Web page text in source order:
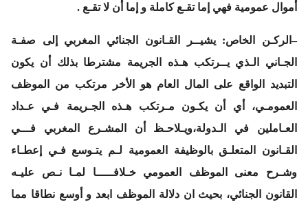
أموال عمومية فهي إما تقـع كاملة و إما أن لا تقـع .
–الركـن الخاص: يشيــر القـانون الجنائي المغربي إلى صفـة
الجـاني الـذي يــرتكب هـذه الجريمة مشترطا بذلك أن يكون
التبديد الواقع على المال العام هو الأخر مرتكب من الموظف
العمومـي، أي أن يكـون مـرتكب هـذه الجـريمة فـي عـداد
العـاملين في الـدولة،ويـلاحـظ أن المشـرع المغربي فـــي
القـانون المتعلـق بالوظيفة العمومية لـم يتـوسع فـي إعطـاء
وشـرح معنى الموظف العمومي خـلافـــــا لمـا نـص عليـه
القانون الجنائي، بحيث ان دلالة الموظف ابعد و أوسع نطاقا مما